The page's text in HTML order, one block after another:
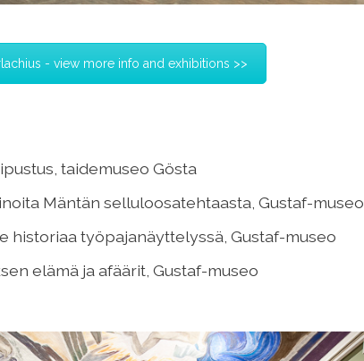
- view more info and exhibitions >>
taidemuseo Gösta
Mäntän selluloosatehtaasta, Gustaf-museo
historiaa työpajanäyttelyssä, Gustaf-museo
elämä ja afäärit, Gustaf-museo